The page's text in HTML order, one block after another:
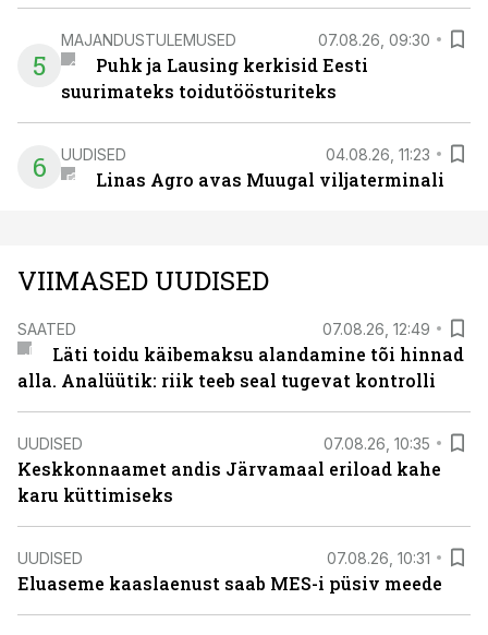
5
MAJANDUSTULEMUSED 07.08.26, 09:30
Puhk ja Lausing kerkisid Eesti
suurimateks toidutöösturiteks
6 UUDISED 04.08.26, 11:23
Linas Agro avas Muugal viljaterminali
VIIMASED UUDISED
SAATED 07.08.26, 12:49
Läti toidu käibemaksu alandamine tõi hinnad
alla. Analüütik: riik teeb seal tugevat kontrolli
UUDISED 07.08.26, 10:35
Keskkonnaamet andis Järvamaal eriload kahe
karu küttimiseks
UUDISED 07.08.26, 10:31
Eluaseme kaaslaenust saab MES-i püsiv meede